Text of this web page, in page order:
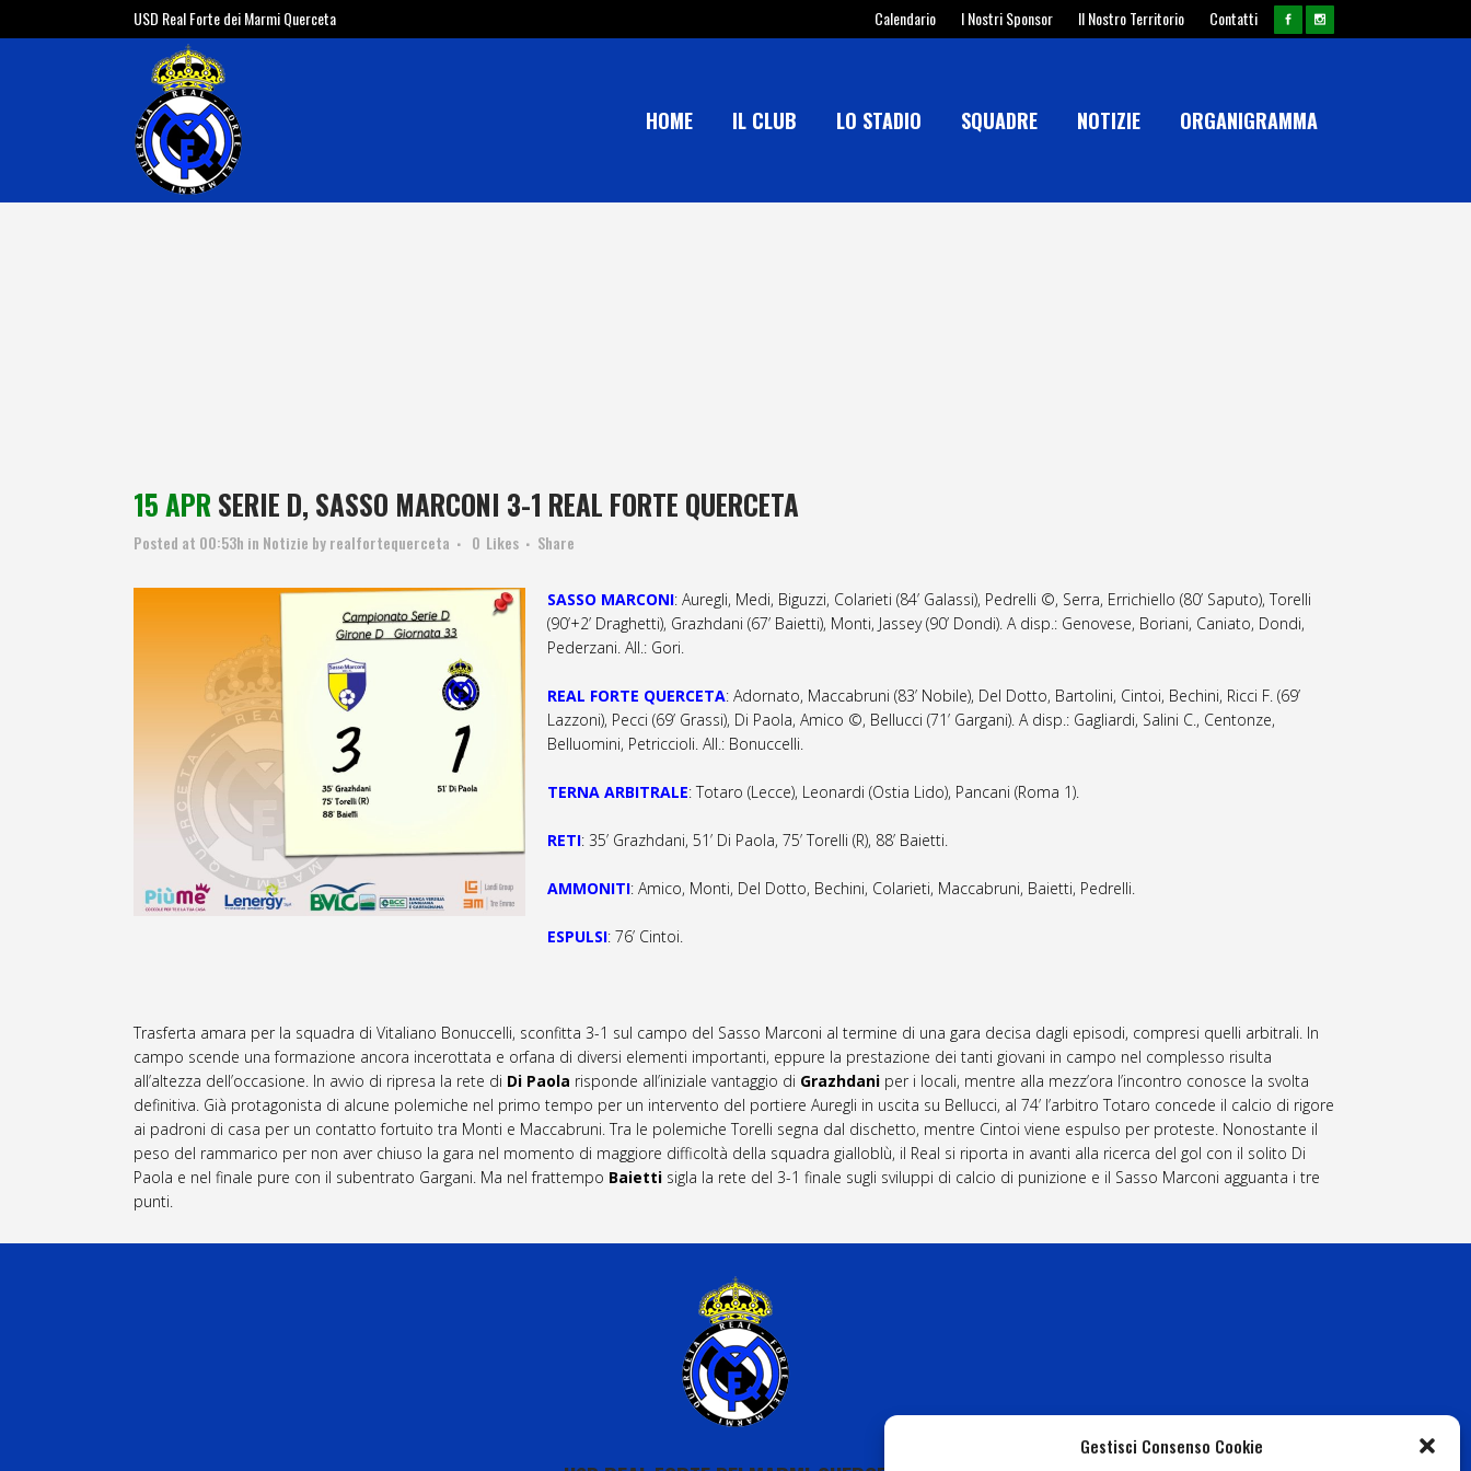
Gestisci Consenso Cookie
USD Real Forte dei Marmi Querceta Calendario I Nostri Sponsor Il Nostro Territorio Contatti
HOME IL CLUB LO STADIO SQUADRE NOTIZIE ORGANIGRAMMA
15 APR SERIE D, SASSO MARCONI 3-1 REAL FORTE QUERCETA
Posted at 00:53h in Notizie byrealfortequerceta 0 Likes Share
SASSO MARCONI: Auregli, Medi, Biguzzi, Colarieti (84’ Galassi), Pedrelli ©, Serra, Errichiello (80’ Saputo), Torelli
(90’+2’ Draghetti), Grazhdani (67’ Baietti), Monti, Jassey (90’ Dondi). A disp.: Genovese, Boriani, Caniato, Dondi,
Pederzani. All.: Gori.
REAL FORTE QUERCETA: Adornato, Maccabruni (83’ Nobile), Del Dotto, Bartolini, Cintoi, Bechini, Ricci F. (69’
Lazzoni), Pecci (69’ Grassi), Di Paola, Amico ©, Bellucci (71’ Gargani). A disp.: Gagliardi, Salini C., Centonze,
Belluomini, Petriccioli. All.: Bonuccelli.
TERNA ARBITRALE: Totaro (Lecce), Leonardi (Ostia Lido), Pancani (Roma 1).
RETI: 35’ Grazhdani, 51’ Di Paola, 75’ Torelli (R), 88’ Baietti.
AMMONITI: Amico, Monti, Del Dotto, Bechini, Colarieti, Maccabruni, Baietti, Pedrelli.
ESPULSI: 76’ Cintoi.
Trasferta amara per la squadra di Vitaliano Bonuccelli, sconfitta 3-1 sul campo del Sasso Marconi al termine di una gara decisa dagli episodi, compresi quelli arbitrali. In
campo scende una formazione ancora incerottata e orfana di diversi elementi importanti, eppure la prestazione dei tanti giovani in campo nel complesso risulta
all’altezza dell’occasione. In avvio di ripresa la rete di Di Paola risponde all’iniziale vantaggio di Grazhdani per i locali, mentre alla mezz’ora l’incontro conosce la svolta
definitiva. Già protagonista di alcune polemiche nel primo tempo per un intervento del portiere Auregli in uscita su Bellucci, al 74’ l’arbitro Totaro concede il calcio di rigore
ai padroni di casa per un contatto fortuito tra Monti e Maccabruni. Tra le polemiche Torelli segna dal dischetto, mentre Cintoi viene espulso per proteste. Nonostante il
peso del rammarico per non aver chiuso la gara nel momento di maggiore difficoltà della squadra gialloblù, il Real si riporta in avanti alla ricerca del gol con il solito Di
Paola e nel finale pure con il subentrato Gargani. Ma nel frattempo Baietti sigla la rete del 3-1 finale sugli sviluppi di calcio di punizione e il Sasso Marconi agguanta i tre
punti.